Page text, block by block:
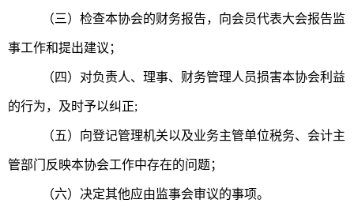
（三）检查本协会的财务报告，向会员代表大会报告监
事工作和提出建议；
（四）对负责人、理事、财务管理人员损害本协会利益
的行为，及时予以纠正;
（五）向登记管理机关以及业务主管单位税务、会计主
管部门反映本协会工作中存在的问题；
（六）决定其他应由监事会审议的事项。